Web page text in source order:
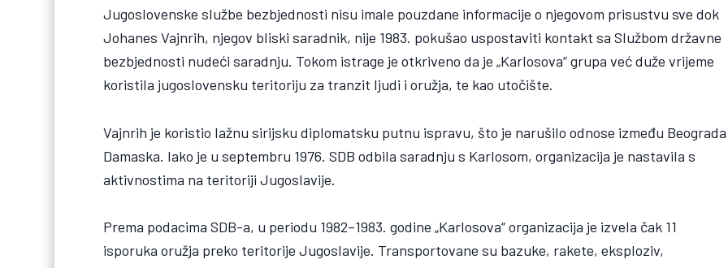
Jugoslovenske službe bezbjednosti nisu imale pouzdane informacije o njegovom prisustvu sve dok
Johanes Vajnrih, njegov bliski saradnik, nije 1983. pokušao uspostaviti kontakt sa Službom državne
bezbjednosti nudeći saradnju. Tokom istrage je otkriveno da je „Karlosova“ grupa već duže vrijeme
koristila jugoslovensku teritoriju za tranzit ljudi i oružja, te kao utočište.
Vajnrih je koristio lažnu sirijsku diplomatsku putnu ispravu, što je narušilo odnose između
Damaska. Iako je u septembru 1976. SDB odbila saradnju s Karlosom, organizacija je nastavila s
aktivnostima na teritoriji Jugoslavije.
Prema podacima SDB-a, u periodu 1982–1983. godine „Karlosova“ organizacija je izvela čak 11
isporuka oružja preko teritorije Jugoslavije. Transportovane su bazuke, rakete, eksploziv,